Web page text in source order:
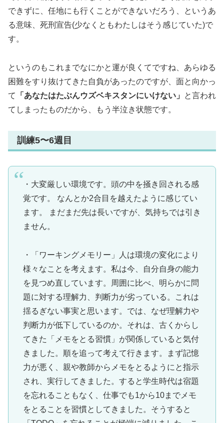
できずに、任地にも行くことができないだろう、というあ
る意味、死刑宣告(少なくともわたしはそう感じていた)で
す。
というのもこれまでなにかと運が良くてですね、あらゆる
困難をすり抜けてきた自負があったのですが、面と向かっ
て
「あなたはたぶんウズベキスタンにいけない」
と言われ
てしまったものだから、もう半泣き状態です。
訓練5〜6週目
・大変厳しい環境です。頭の中を掻き回される感
覚です。 なんとか2合目を越えたように感じてい
ます。 まだまだ先は長いですが、気持ちでは引き
ません。
・「ワーキングメモリー」人は環境の変化により
様々なことを考えます。私は今、自分自身の能力
を見つめ直しています。周囲に比べ、明らかに問
題に対する理解力、判断力が劣っている。これは
揺るぎない事実と思います。では、なぜ理解力や
判断力が低下しているのか。それは、古くからし
てきた「メモをとる習慣」が関係していると気付
きました。順を追って考えて行きます。まず記憶
力が悪く、親や教師からメモをとるようにと指示
され、実行してきました。すると学生時代は宿題
を忘れることもなく、仕事でも1から10までメモ
をとることを習慣としてきました。そうすると